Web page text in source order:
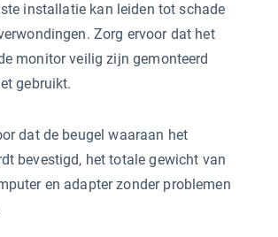
installatie kan leiden tot schade
Zorg ervoor dat het
monitor veilig zijn gemonteerd
gebruikt.
dat de beugel waaraan het
bevestigd, het totale gewicht van
en adapter zonder problemen